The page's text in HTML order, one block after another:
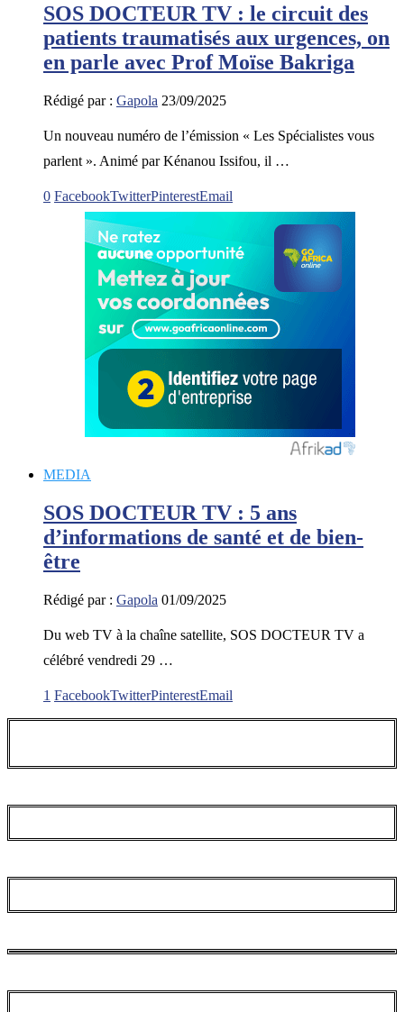
SOS DOCTEUR TV : le circuit des
patients traumatisés aux urgences, on
en parle avec Prof Moïse Bakriga
Rédigé par : Gapola 23/09/2025
Un nouveau numéro de l’émission « Les Spécialistes vous
parlent ». Animé par Kénanou Issifou, il …
0 FacebookTwitterPinterestEmail
MEDIA
SOS DOCTEUR TV : 5 ans
d’informations de santé et de bien-
être
Rédigé par : Gapola 01/09/2025
Du web TV à la chaîne satellite, SOS DOCTEUR TV a
célébré vendredi 29 …
1 FacebookTwitterPinterestEmail